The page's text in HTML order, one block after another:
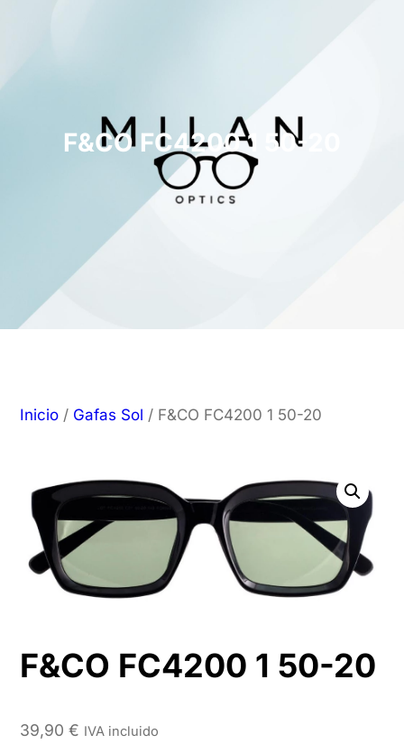
F&CO FC4200 1 50-20
Inicio / Gafas Sol / F&CO FC4200 1 50-20
F&CO FC4200 1 50-20
39,90€ IVA incluido